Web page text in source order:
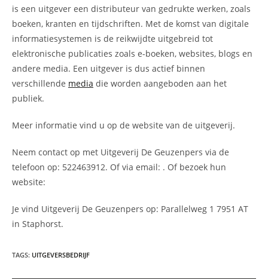
is een uitgever een distributeur van gedrukte werken, zoals
boeken, kranten en tijdschriften. Met de komst van digitale
informatiesystemen is de reikwijdte uitgebreid tot
elektronische publicaties zoals e-boeken, websites, blogs en
andere media. Een uitgever is dus actief binnen
verschillende media die worden aangeboden aan het
publiek.
Meer informatie vind u op de website van de uitgeverij.
Neem contact op met Uitgeverij De Geuzenpers via de
telefoon op: 522463912. Of via email: . Of bezoek hun
website:
Je vind Uitgeverij De Geuzenpers op: Parallelweg 1 7951 AT
in Staphorst.
TAGS: UITGEVERSBEDRIJF